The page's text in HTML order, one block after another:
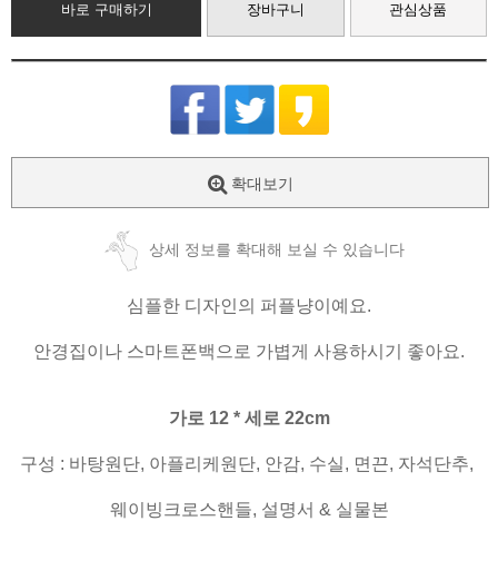
바로 구매하기 장바구니 관심상품
확대보기
상세 정보를 확대해 보실 수 있습니다
심플한 디자인의 퍼플냥이예요.
안경집이나 스마트폰백으로 가볍게 사용하시기 좋아요.
가로 12 * 세로 22cm
구성 : 바탕원단, 아플리케원단, 안감, 수실, 면끈, 자석단추,
웨이빙크로스핸들, 설명서 & 실물본